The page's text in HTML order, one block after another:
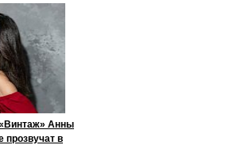
Анны
прозвучат в